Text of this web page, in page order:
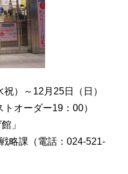
）～12月25日（日）
オーダー19：00）
」
略課（電話：024-521-